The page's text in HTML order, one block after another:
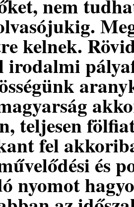
kelnek.
irodalmi
teljesen
fel
és
nyomot